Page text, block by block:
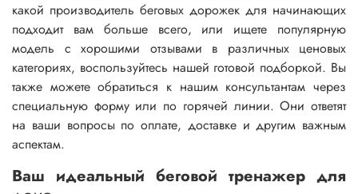
какой производитель беговых дорожек для начинающих
подходит вам больше всего, или ищете популярную
модель с хорошими отзывами в различных ценовых
категориях, воспользуйтесь нашей готовой подборкой. Вы
также можете обратиться к нашим консультантам через
специальную форму или по горячей линии. Они ответят
на ваши вопросы по оплате, доставке и другим важным
аспектам.
Ваш идеальный беговой тренажер для